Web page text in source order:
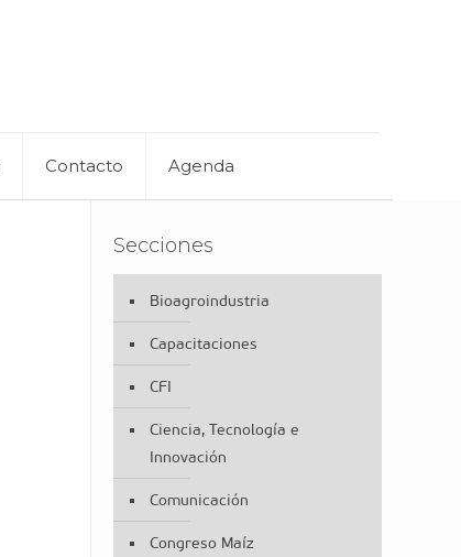
Contacto Agenda
Secciones
Bioagroindustria
Capacitaciones
CFI
Ciencia, Tecnología e
Innovación
Comunicación
Congreso Maíz